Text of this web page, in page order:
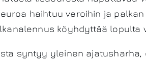
haihtuu veroihin ja palkan
köyhdyttää lopulta
syntyy yleinen ajatusharha,